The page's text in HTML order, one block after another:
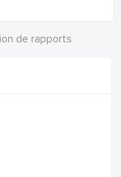
de rapports